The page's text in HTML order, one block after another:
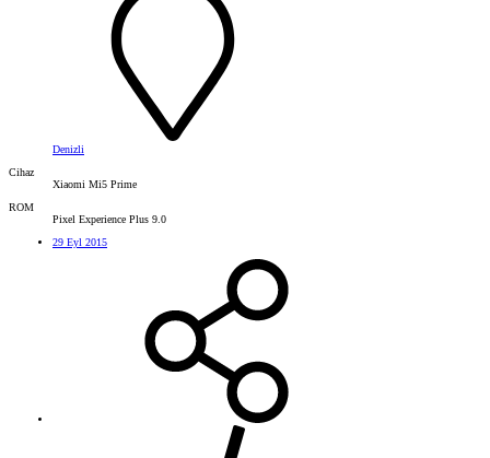
Denizli
Cihaz
Xiaomi Mi5 Prime
ROM
Pixel Experience Plus 9.0
29 Eyl 2015